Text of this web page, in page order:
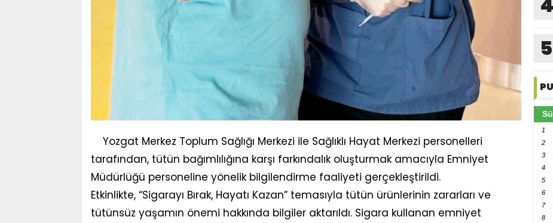
Yozgat Merkez Toplum Sağlığı Merkezi ile Sağlıklı Hayat Merkezi personelleri
tarafından, tütün bağımlılığına karşı farkındalık oluşturmak amacıyla Emniyet
Müdürlüğü personeline yönelik bilgilendirme faaliyeti gerçekleştirildi.
Etkinlikte, “Sigarayı Bırak, Hayatı Kazan” temasıyla tütün ürünlerinin zararları ve
tütünsüz yaşamın önemi hakkında bilgiler aktarıldı. Sigara kullanan emniyet
5
1
2
3
4
5
6
7
8